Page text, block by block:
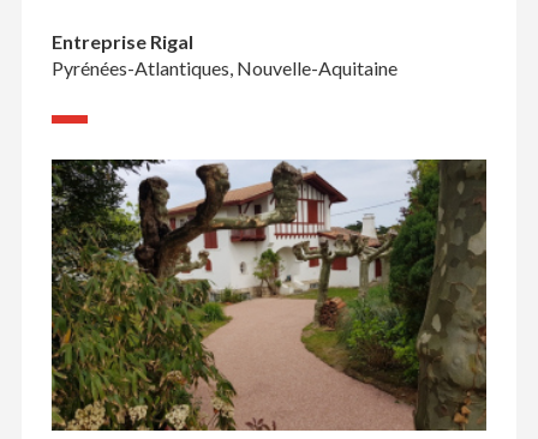
Entreprise Rigal
Pyrénées-Atlantiques, Nouvelle-Aquitaine